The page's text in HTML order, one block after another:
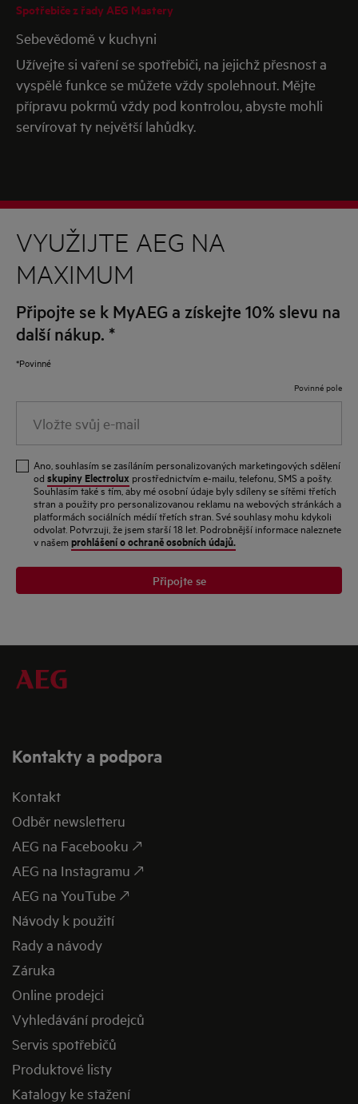
Spotřebiče z řady AEG Mastery
Sebevědomě v kuchyni
Užívejte si vaření se spotřebiči, na jejichž přesnost a
vyspělé funkce se můžete vždy spolehnout. Mějte
přípravu pokrmů vždy pod kontrolou, abyste mohli
servírovat ty největší lahůdky.
VYUŽIJTE AEG NA
MAXIMUM
Připojte se k MyAEG a získejte 10% slevu na
další nákup. *
*Povinné
Povinné pole
svůj
mailAno, souhlasím se zasíláním personalizovaných marketingových sdělení
od skupiny Electrolux prostřednictvím e-mailu, telefonu, SMS a pošty.
Souhlasím také s tím, aby mé osobní údaje byly sdíleny se sítěmi třetích
stran a použity pro personalizovanou reklamu na webových stránkách a
platformách sociálních médií třetích stran. Své souhlasy mohu kdykoli
odvolat. Potvrzuji, že jsem starší 18 let. Podrobnější informace naleznete
v našemprohlášení o ochraně osobních údajů.
Připojte se
Kontakty a podpora
Kontakt
Odběr newsletteru
AEG na Facebooku 🡕
AEG na Instagramu 🡕
AEG na YouTube 🡕
Návody k použití
Rady a návody
Záruka
Online prodejci
Vyhledávání prodejců
Servis spotřebičů
Produktové listy
Katalogy ke stažení